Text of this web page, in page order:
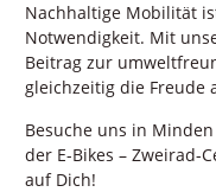
Nachhaltige Mobilität
Notwendigkeit. Mit
Beitrag zur
gleichzeitig die Freude
Besuche uns in
der E-Bikes – Zweirad-
auf Dich!